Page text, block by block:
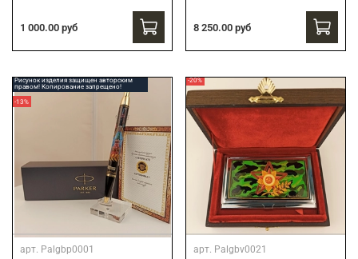
1 000.00 руб 8 250.00 руб
Рисунок изделия защищен авторским
правом! Копирование запрещено!
-13%
арт. Palgbp0001
-20%
арт. Palgbv0021